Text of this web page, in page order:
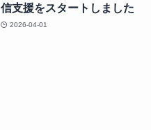
信支援をスタートしました
2026-04-01